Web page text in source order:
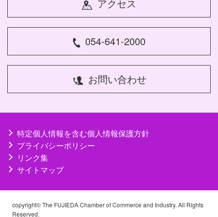
アクセス
054-641-2000
お問い合わせ
特定個人情報を含む個人情報保護方針
プライバシーポリシー
リンク集
サイトマップ
copyright© The FUJIEDA Chamber of Commerce and Industry. All Rights
Reserved.